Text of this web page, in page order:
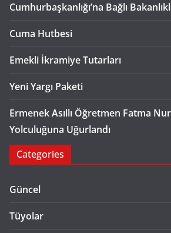
Cumhurbaşkanlığı’na Bağlı
Cuma Hutbesi
Emekli İkramiye Tutarları
Yeni Yargı Paketi
Ermenek Asıllı Öğretmen Fatma
Yolculuğuna Uğurlandı
Categories
Güncel
Tüyolar